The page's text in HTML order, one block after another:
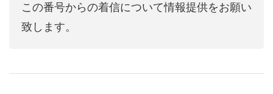
この番号からの着信について情報提供をお願い
致します。